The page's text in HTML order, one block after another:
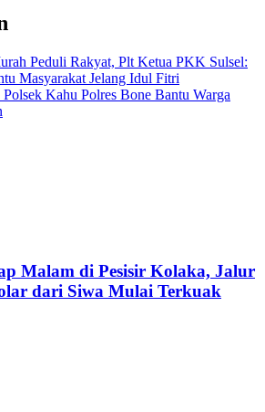
Peduli Rakyat, Plt Ketua PKK Sulsel:
Masyarakat Jelang Idul Fitri
Kahu Polres Bone Bantu Warga
Malam di Pesisir Kolaka, Jalur
dari Siwa Mulai Terkuak